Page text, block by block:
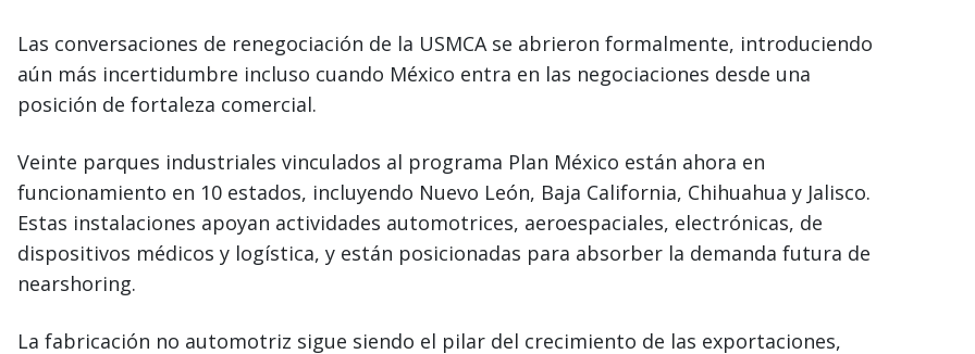
Las conversaciones de renegociación de la USMCA se abrieron formalmente, introduciendo
aún más incertidumbre incluso cuando México entra en las negociaciones desde una
posición de fortaleza comercial.
Veinte parques industriales vinculados al programa Plan México están ahora en
funcionamiento en 10 estados, incluyendo Nuevo León, Baja California, Chihuahua y Jalisco.
Estas instalaciones apoyan actividades automotrices, aeroespaciales, electrónicas, de
dispositivos médicos y logística, y están posicionadas para absorber la demanda futura de
nearshoring.
La fabricación no automotriz sigue siendo el pilar del crecimiento de las exportaciones,